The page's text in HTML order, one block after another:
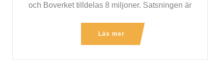
och Boverket tilldelas 8 miljoner. Satsningen är
Läs mer